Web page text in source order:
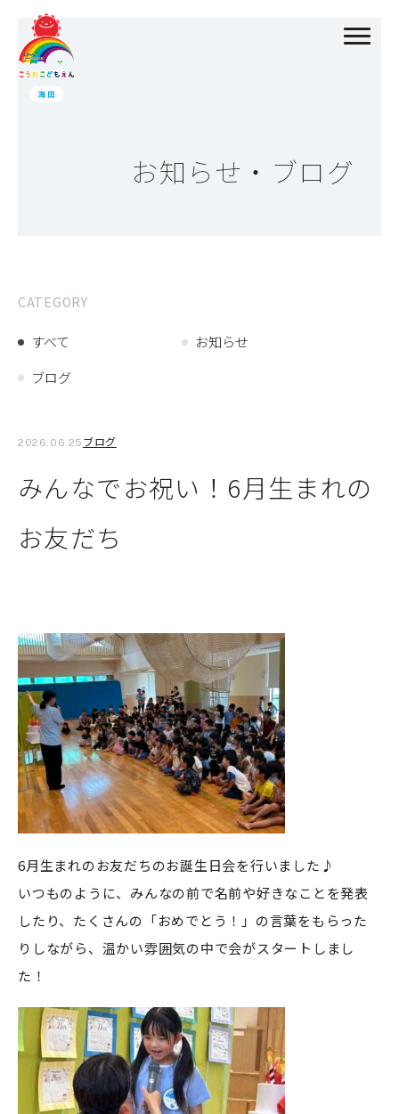
お知らせ・ブログ
CATEGORY
すべて
お知らせ
ブログ
2026.06.25 ブログ
みんなでお祝い！6月生まれの
お友だち
6月生まれのお友だちのお誕生日会を行いました♪
いつものように、みんなの前で名前や好きなことを発表
したり、たくさんの「おめでとう！」の言葉をもらった
りしながら、温かい雰囲気の中で会がスタートしまし
た！